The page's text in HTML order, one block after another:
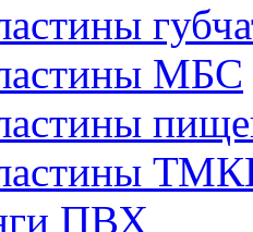
МБС
ПВХ